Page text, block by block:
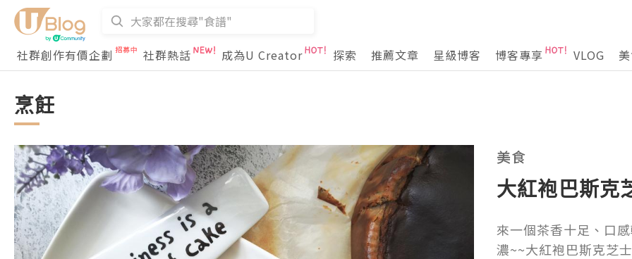
社群創作有價企劃 社群熱話 成為U Creator 探索 推薦文章 星級博客 博客專享 VLOG
烹飪
美食
大紅袍巴斯克
來一個茶香十足、口
濃~~大紅袍巴斯克芝